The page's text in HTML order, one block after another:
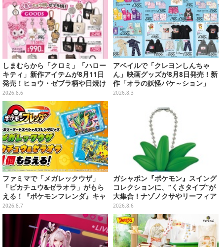
しまむらから「クロミ」「ハロー
キティ」新作アイテムが8月11日
発売！ヒョウ・ゼブラ柄や日焼け
デザインの可愛い雑貨・アパレル
など多数
2026.8.6
アベイルで「クレヨンしんちゃ
ん」映画グッズが8月8日発売！新
作「オラの妖怪バケ～ション」
や、「ヘンダーランド」「暗黒タ
2026.8.3
ファミマで「メガレックウザ」
「ピカチュウ&ゼラオラ」がもら
える！『ポケモンフレンダ』キャ
ンペーンが8月11日開始
2026.8.7
ガシャポン『ポケモン』スイング
コレクションに、“くさタイプ”が
大集合！ナゾノクサやリーフィア
など全5種が仲間入り
2026.8.6